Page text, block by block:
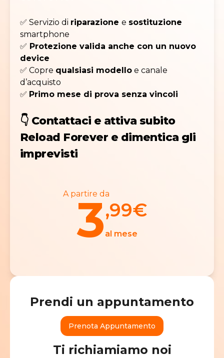
✅ Servizio di riparazione e sostituzione
smartphone
✅ Protezione valida anche con un nuovo
device
✅ Copre qualsiasi modello e canale
d’acquisto
✅ Primo mese di prova senza vincoli
👇 Contattaci e attiva subito
Reload Forever e dimentica gli
imprevisti
A partire da
3,99€
al mese
Prendi un appuntamento
Prenota Appuntamento
Ti richiamiamo noi